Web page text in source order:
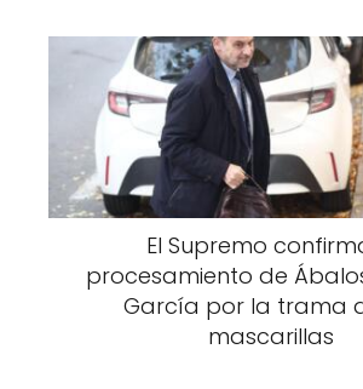
El Supremo
procesamiento de
García por la trama
mascarillas